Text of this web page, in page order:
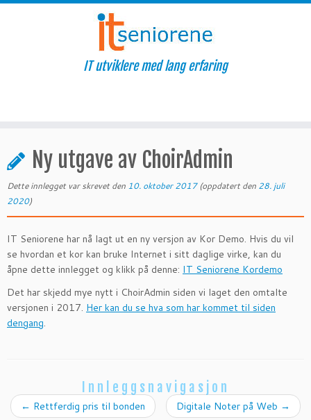
content
IT utviklere med lang erfaring
Ny utgave av ChoirAdmin
Dette innlegget var skrevet den 10. oktober 2017(oppdatert den 28. juli
2020)
IT Seniorene har nå lagt ut en ny versjon av Kor Demo. Hvis du vil
se hvordan et kor kan bruke Internet i sitt daglige virke, kan du
åpne dette innlegget og klikk på denne: IT Seniorene Kordemo
Det har skjedd mye nytt i ChoirAdmin siden vi laget den omtalte
versjonen i 2017. Her kan du se hva som har kommet til siden
dengang.
Innleggsnavigasjon
← Rettferdig pris til bonden Digitale Noter på Web →